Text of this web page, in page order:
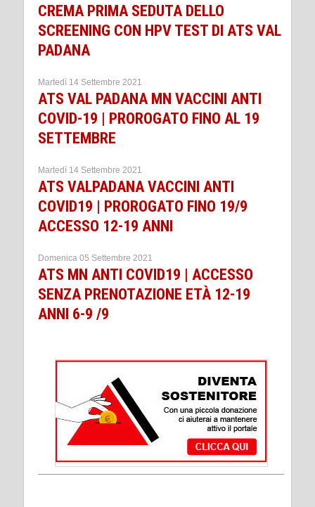
CREMA PRIMA SEDUTA DELLO
SCREENING CON HPV TEST DI ATS VAL
PADANA
Martedì 14 Settembre 2021
ATS VAL PADANA MN VACCINI ANTI
COVID-19 | PROROGATO FINO AL 19
SETTEMBRE
Martedì 14 Settembre 2021
ATS VALPADANA VACCINI ANTI
COVID19 | PROROGATO FINO 19/9
ACCESSO 12-19 ANNI
Domenica 05 Settembre 2021
ATS MN ANTI COVID19 | ACCESSO
SENZA PRENOTAZIONE ETÀ 12-19
ANNI 6-9 /9